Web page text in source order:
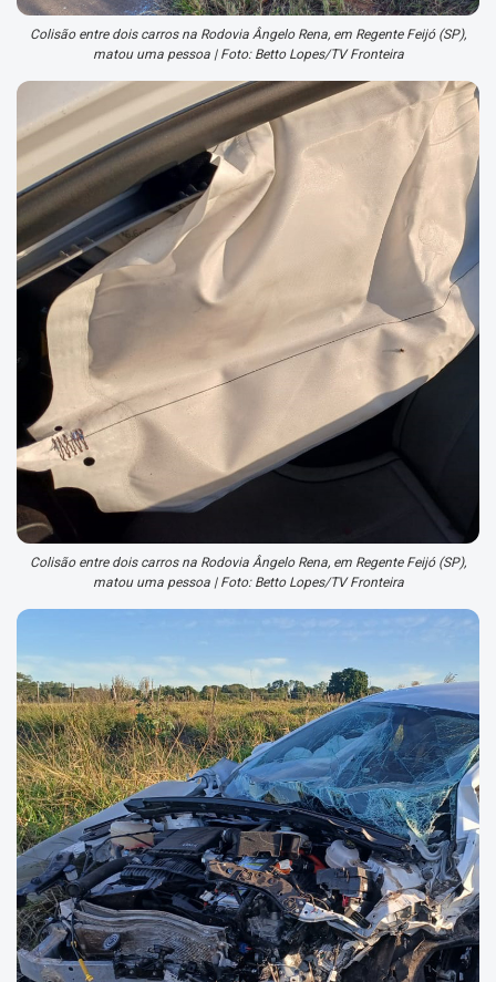
Colisão entre dois carros na Rodovia Ângelo Rena, em Regente Feijó (SP),
matou uma pessoa | Foto: Betto Lopes/TV Fronteira
Colisão entre dois carros na Rodovia Ângelo Rena, em Regente Feijó (SP),
matou uma pessoa | Foto: Betto Lopes/TV Fronteira